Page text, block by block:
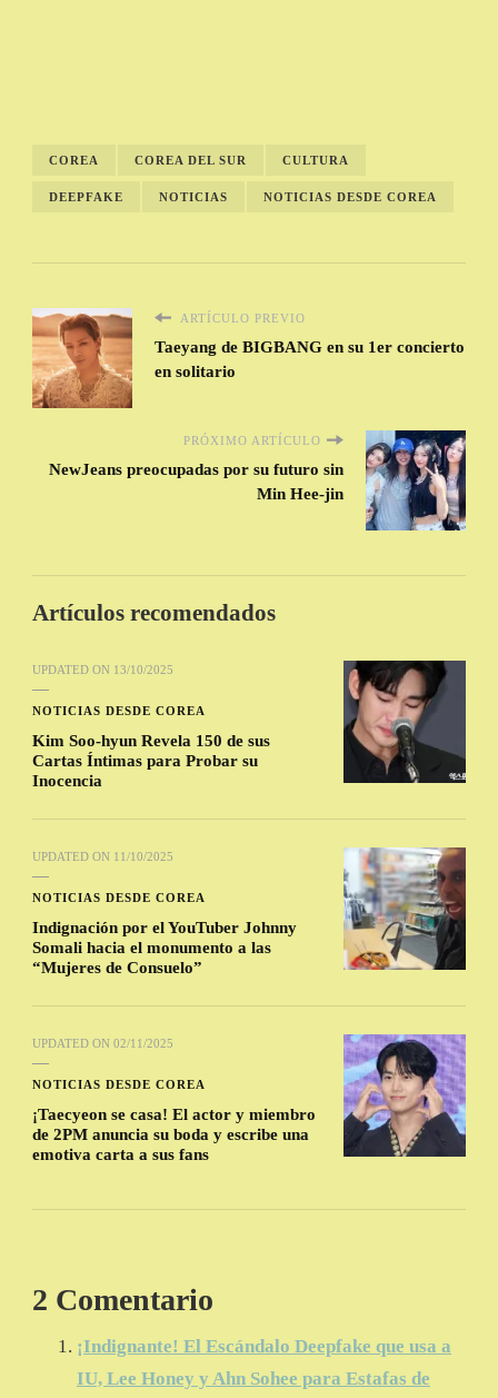
COREA COREA DEL SUR CULTURA
DEEPFAKE NOTICIAS NOTICIAS DESDE COREA
ARTÍCULO PREVIO
Taeyang de BIGBANG en su 1er concierto
en solitario
PRÓXIMO ARTÍCULO
NewJeans preocupadas por su futuro sin
Min Hee-jin
Artículos recomendados
UPDATED ON 13/10/2025
NOTICIAS DESDE COREA
Kim Soo-hyun Revela 150 de sus
Cartas Íntimas para Probar su
Inocencia
UPDATED ON 11/10/2025
NOTICIAS DESDE COREA
Indignación por el YouTuber Johnny
Somali hacia el monumento a las
“Mujeres de Consuelo”
UPDATED ON 02/11/2025
NOTICIAS DESDE COREA
¡Taecyeon se casa! El actor y miembro
de 2PM anuncia su boda y escribe una
emotiva carta a sus fans
2 Comentario
¡Indignante! El Escándalo Deepfake que usa a
IU, Lee Honey y Ahn Sohee para Estafas de